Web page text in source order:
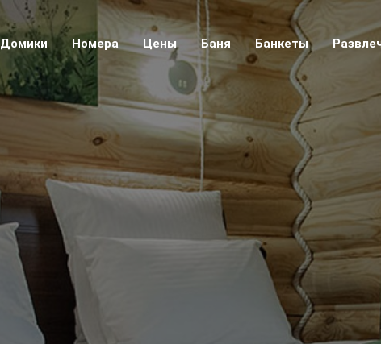
Домики Номера Цены Баня Банкеты